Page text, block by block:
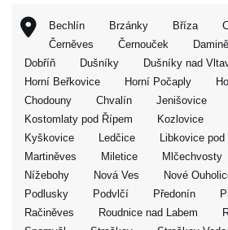
Bechlín Brzánky Bříza
Černěves
Černouček
Dobříň
Dušníky Dušníky nad
Horní Beřkovice
Horní Počaply
Chodouny
Chvalín Jenišovice
Kostomlaty pod Řípem
Kozlovice
Kyškovice
Ledčice Libkovice pod
Martiněves
Miletice Mlčechvosty
Nížebohy
Nová Ves Nové
Podlusky
Podvlčí Předonín
Račiněves
Roudnice nad Labem